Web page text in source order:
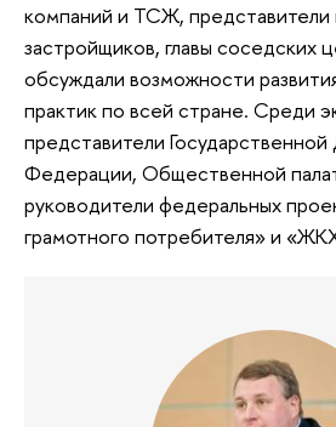
компаний и ТСЖ, представители
застройщиков, главы соседских
обсуждали возможности
практик по всей стране. Среди
представители
Федерации, Общественной
руководители федеральных
грамотного потребителя» и